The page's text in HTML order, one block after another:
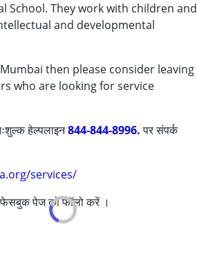
School. They work with children and
and developmental
then please consider leaving
who are looking for service
हेल्पलाइन844-844-8996.पर संपर्क
services/
फेसबुक पेज को फॉलो करें ।